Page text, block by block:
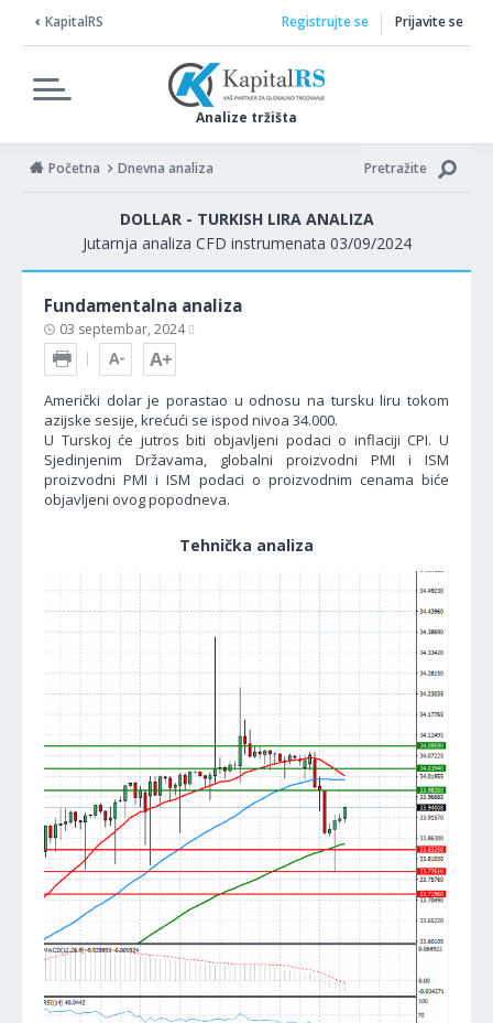
KapitalRS
Analize tržišta
Registrujte se Prijavite se
Početna Dnevna analiza Pretražite
DOLLAR - TURKISH LIRA ANALIZA
Jutarnja analiza CFD instrumenata 03/09/2024
Fundamentalna analiza
03 septembar, 2024
Američki dolar je porastao u odnosu na tursku liru tokom
azijske sesije, krećući se ispod nivoa 34.000.
U Turskoj će jutros biti objavljeni podaci o inflaciji CPI. U
Sjedinjenim Državama, globalni proizvodni PMI i ISM
proizvodni PMI i ISM podaci o proizvodnim cenama biće
objavljeni ovog popodneva.
Tehnička analiza